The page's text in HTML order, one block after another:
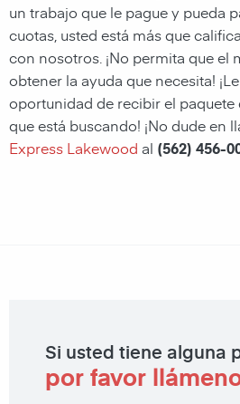
un trabajo que le pague y pueda
cuotas, usted está más que
con nosotros. ¡No permita que el
obtener la ayuda que necesita!
oportunidad de recibir el
que está buscando! ¡No dude en
Express Lakewood al (562) 456-
Si usted tiene alguna
por favor